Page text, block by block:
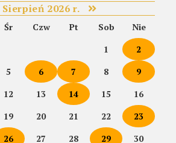
Sierpień 2026 r.
Śr Czw Pt Sob
Nie
1
2
5 6 7 8
9
12 13 14 15
16
19 20 21 22
23
26 27 28 29 30